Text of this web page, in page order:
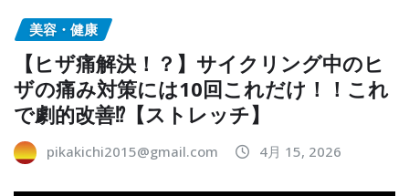
美容・健康
【ヒザ痛解決！？】サイクリング中のヒ
ザの痛み対策には10回これだけ！！これ
で劇的改善⁉︎【ストレッチ】
pikakichi2015@gmail.com 4月 15, 2026